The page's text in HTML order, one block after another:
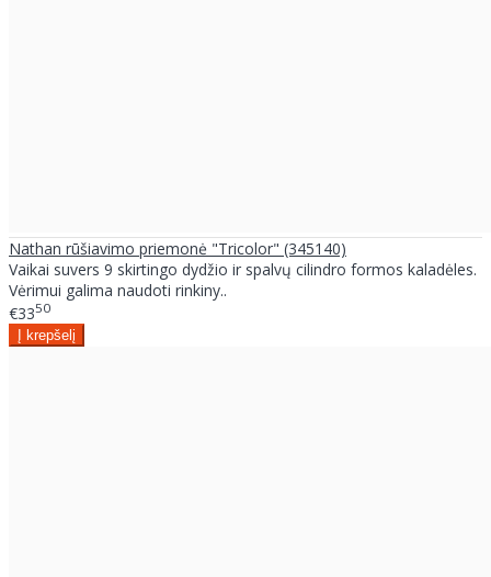
Nathan rūšiavimo priemonė "Tricolor" (345140)
Vaikai suvers 9 skirtingo dydžio ir spalvų cilindro formos kaladėles.
Vėrimui galima naudoti rinkiny..
€3350